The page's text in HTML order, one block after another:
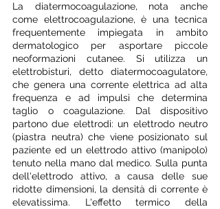
La diatermocoagulazione, nota anche
come elettrocoagulazione, è una tecnica
frequentemente impiegata in ambito
dermatologico per asportare piccole
neoformazioni cutanee. Si utilizza un
elettrobisturi, detto diatermocoagulatore,
che genera una corrente elettrica ad alta
frequenza e ad impulsi che determina
taglio o coagulazione. Dal dispositivo
partono due elettrodi: un elettrodo neutro
(piastra neutra) che viene posizionato sul
paziente ed un elettrodo attivo (manipolo)
tenuto nella mano dal medico. Sulla punta
dell'elettrodo attivo, a causa delle sue
ridotte dimensioni, la densità di corrente è
elevatissima. L'effetto termico della